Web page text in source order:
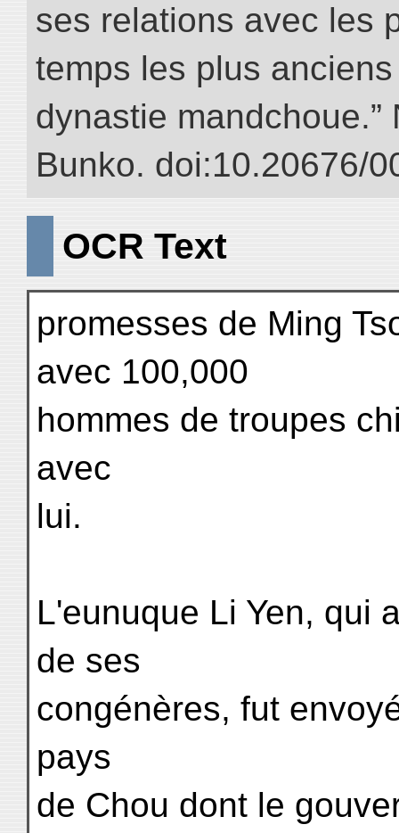
ses relations avec les
temps les plus
dynastie mandchoue.”
Bunko. doi:10.20676/
OCR Text
promesses de Ming
avec 100,000
hommes de troupes
avec
lui.
L'eunuque Li Yen, qui
de ses
congénères, fut
pays
de Chou dont le